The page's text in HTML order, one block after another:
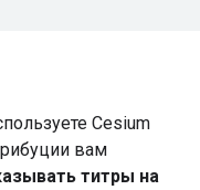
Cesium
вам
титры на